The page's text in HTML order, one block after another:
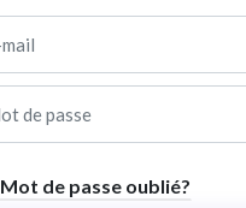
Mot de passe oublié?